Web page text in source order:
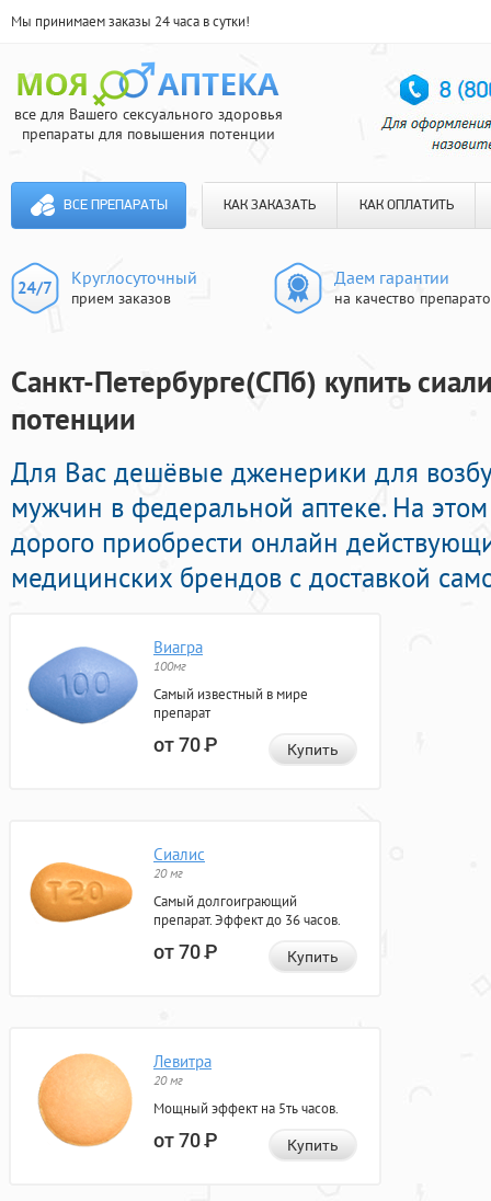
Мы принимаем заказы 24 часа в сутки!
все для Вашего сексуального здоровья
препараты для повышения потенции
ВСЕ ПРЕПАРАТЫ КАК ЗАКАЗАТЬ КАК ОПЛАТИТЬ
Круглосуточный
прием заказов
Даем гарантии
на качество
Cанкт-Петербурге(СПб) купить
потенции
Для Вас дешёвые дженерики для
мужчин в федеральной аптеке. На
дорого приобрести онлайн
медицинских брендов с доставкой
Виагра
100мг
Самый известный в мире
препарат
от 70Р Купить
Сиалис
20 мг
Самый долгоиграющий
препарат. Эффект до 36 часов.
от 70Р Купить
Левитра
20 мг
Мощный эффект на 5ть часов.
от 70Р Купить